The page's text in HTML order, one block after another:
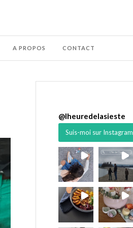
A PROPOS CONTACT
@lheuredelasieste
Suis-moi sur Instagram